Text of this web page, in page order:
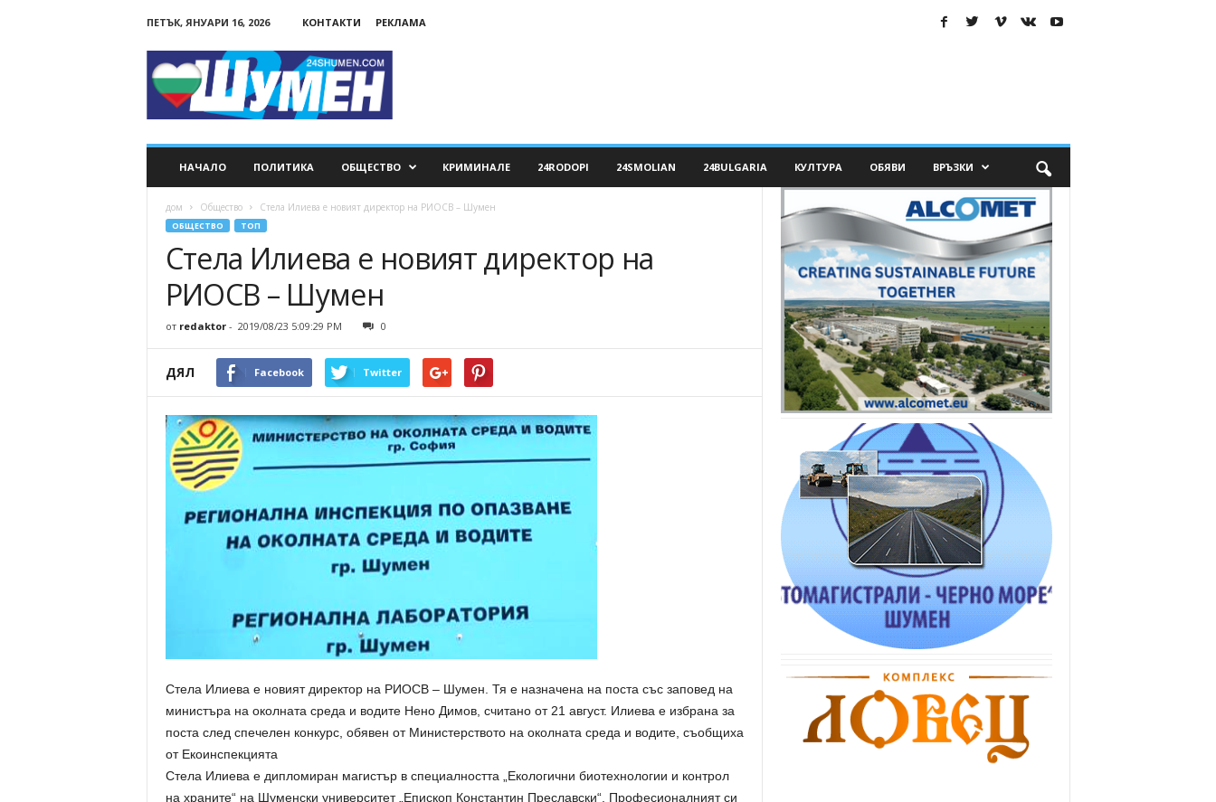
ПЕТЪК, ЯНУАРИ 16, 2026 КОНТАКТИ РЕКЛАМА
НАЧАЛО ПОЛИТИКА ОБЩЕСТВО КРИМИНАЛЕ 24RODOPI 24SMOLIAN 24BULGARIA КУЛТУРА ОБЯВИ ВРЪЗКИ
дом Общество Стела Илиева е новият директор на РИОСВ – Шумен
ОБЩЕСТВО ТОП
Стела Илиева е новият директор на
РИОСВ – Шумен
от redaktor- 2019/08/23 5:09:29 PM 0
ДЯЛ Facebook Twitter
Стела Илиева е новият директор на РИОСВ – Шумен. Тя е назначена на поста със заповед на
министъра на околната среда и водите Нено Димов, считано от 21 август. Илиева е избрана за
поста след спечелен конкурс, обявен от Министерството на околната среда и водите, съобщиха
от Екоинспекцията
Стела Илиева е дипломиран магистър в специалността „Екологични биотехнологии и контрол
на храните“ на Шуменски университет „Епископ Константин Преславски“. Професионалният си